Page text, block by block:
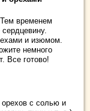
временем
и изюмом.
немного
Все готово!
с солью и